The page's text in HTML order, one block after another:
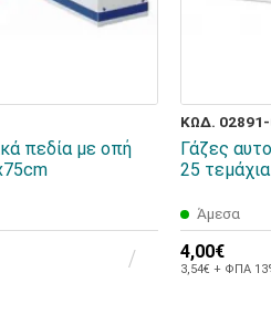
πεδία με οπή
ΚΩΔ.
Γάζες
25 τεμάχια
Άμεσα
4,00€
3,54€ + ΦΠΑ